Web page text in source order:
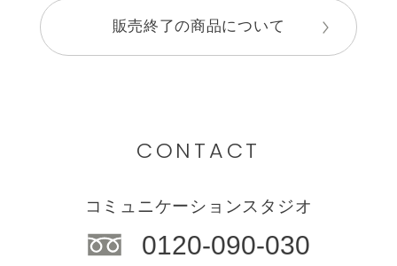
販売終了の商品について
CONTACT
コミュニケーションスタジオ
0120-090-030